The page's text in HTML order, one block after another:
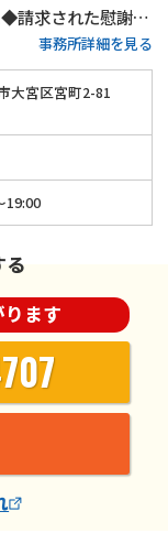
請求された慰謝料
相談もOK
事務所詳細を見る
大宮区宮町2-81
19:00
る
ります